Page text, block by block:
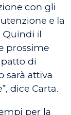
con gli
e la
Quindi il
prossime
di
sarà attiva
dice Carta.
per la